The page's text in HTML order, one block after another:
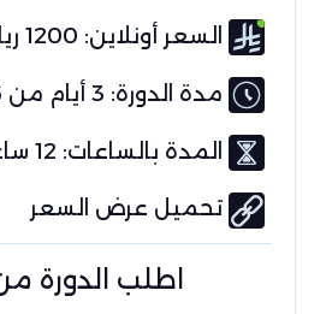
السعر أونلاين: 1200 ريال سعودي
مدة الدورة: 3 أيام من 6م إلى 10م
المدة بالساعات: 12 ساعة/ساعات
تحميل عرض السعر
اطلب الدورة